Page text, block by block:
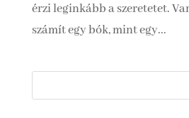
érzi leginkább a szeretetet.
számít egy bók, mint egy...